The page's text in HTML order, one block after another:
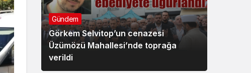
Gündem
Görkem Selvitop’un cenazesi
Üzümözü Mahallesi’nde toprağa
verildi